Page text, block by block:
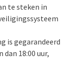
te steken in
is gegarandeerd
18:00 uur,